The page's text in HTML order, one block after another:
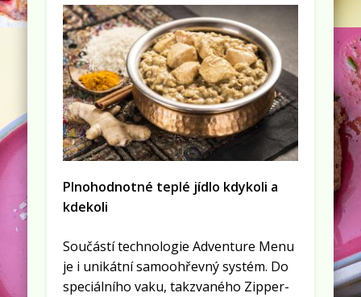
Plnohodnotné teplé jídlo kdykoli a
kdekoli
Součástí technologie Adventure Menu
je i unikátní samoohřevný systém. Do
speciálního vaku, takzvaného Zipper-